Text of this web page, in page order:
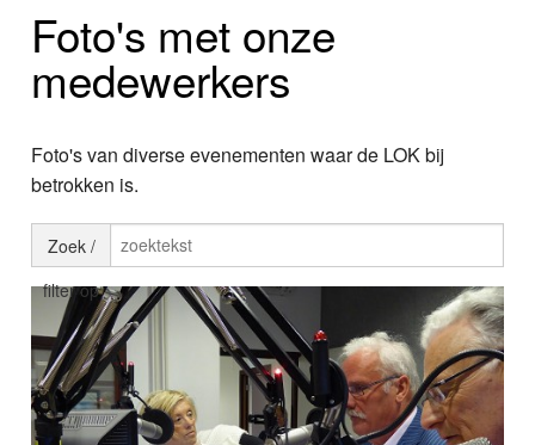
Programma's
Nieuws
Foto's
Video
Webcam
Info
Foto's met onze
medewerkers
Foto's van diverse evenementen waar de LOK bij
betrokken is.
Zoek /
filter op